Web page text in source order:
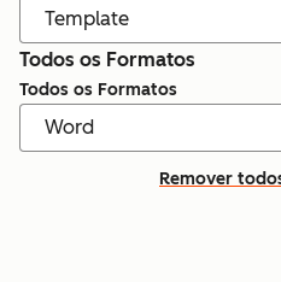
Todos os Formatos
Todos os Formatos
Remover